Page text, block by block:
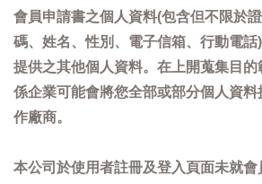
會員申請書之個人資料(包含但不限於
碼、姓名、性別、電子信箱、行動電
提供之其他個人資料。在上開蒐集目的
係企業可能會將您全部或部分個人資
作廠商。
本公司於使用者註冊及登入頁面未就會